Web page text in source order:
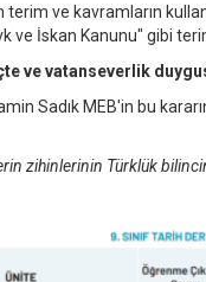
ve kavramların
ve İskan Kanunu" gibi
ve vatanseverlik
Sadık MEB'in bu
zihinlerinin Türklük